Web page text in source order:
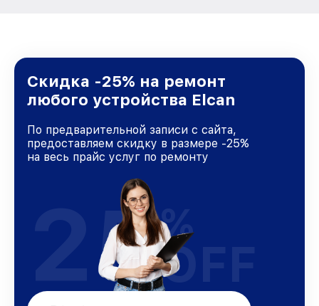
Скидка -25% на ремонт
любого устройства Elcan
По предварительной записи с сайта,
предоставляем скидку в размере -25%
на весь прайс услуг по ремонту
25%
OFF